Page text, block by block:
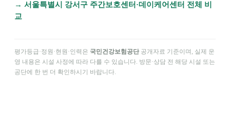
→ 서울특별시 강서구 주간보호센터·데이케어센터 전체 비
교
평가등급·정원·현원·인력은 국민건강보험공단 공개자료 기준이며, 실제 운
영 내용은 시설 사정에 따라 다를 수 있습니다. 방문·상담 전 해당 시설 또는
공단에 한 번 더 확인하시기 바랍니다.